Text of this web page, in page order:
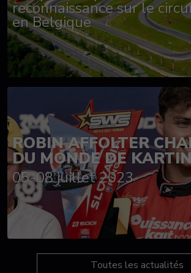
reconnaissance sur le
en Belgique
ROBIN AFFOLTER
DU MONDE DE
05-08 juillet 2023
Toutes les actualités